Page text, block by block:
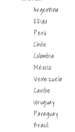
Argentina
EEUU
Perú
Chile
Colombia
México
Venezuela
Caribe
Uruguay
Paraguay
Brasil